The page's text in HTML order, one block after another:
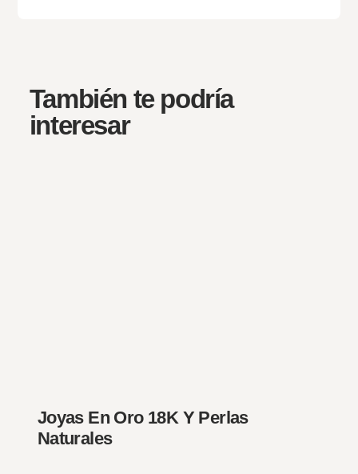
También te podría
interesar
Joyas En Oro 18K Y Perlas
Naturales